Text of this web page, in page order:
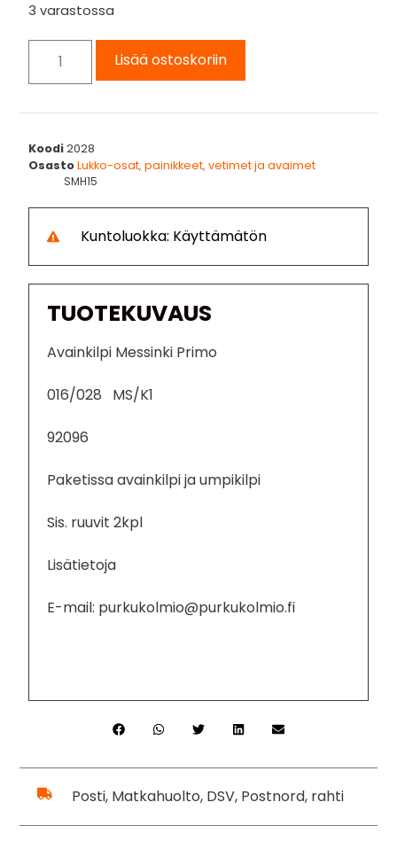
3 varastossa
Lisää ostoskoriin
Koodi2028
OsastoLukko-osat, painikkeet, vetimet ja avaimet
SMH15
Kuntoluokka: Käyttämätön
TUOTEKUVAUS
Avainkilpi Messinki Primo
016/028 MS/K1
92096
Paketissa avainkilpi ja umpikilpi
Sis. ruuvit 2kpl
Lisätietoja
E-mail: purkukolmio@purkukolmio.fi
Posti, Matkahuolto, DSV, Postnord, rahti